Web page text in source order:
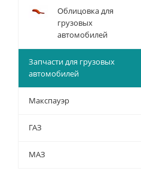
Облицовка для
грузовых
автомобилей
Запчасти для грузовых
автомобилей
Макспауэр
ГАЗ
МАЗ